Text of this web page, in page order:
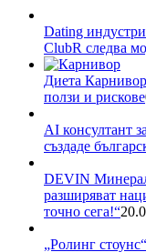
Dating
ClubR следва
Диета Карнивор
ползи и рискове
AI консултант
създаде
DEVIN
разширяват
точно сега!“
„Ролинг